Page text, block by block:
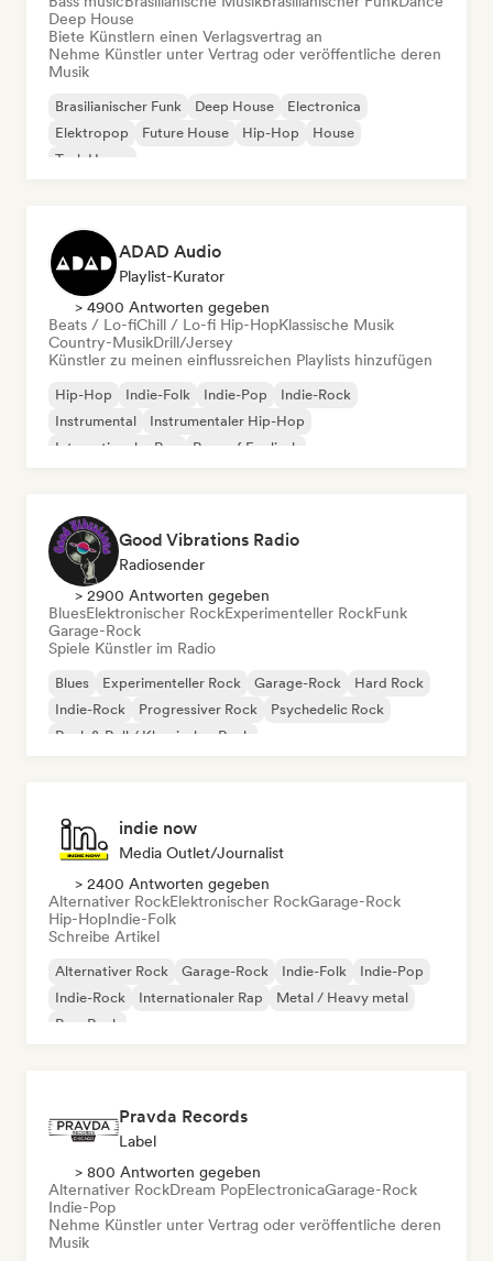
Deep House
Biete Künstlern einen Verlagsvertrag an
Nehme Künstler unter Vertrag oder veröffentliche deren
Musik
Brasilianischer Funk Deep House
Electronica
Elektropop
Future House Hip-Hop
House
Tech House
ADAD Audio
Playlist-Kurator
> 4900 Antworten gegeben
Beats / Lo-fiChill / Lo-fi Hip-HopKlassische Musik
Country-MusikDrill/Jersey
Künstler zu meinen einflussreichen Playlists hinzufügen
Hip-Hop Indie-Folk Indie-Pop
Indie-Rock
Instrumental
Instrumentaler Hip-Hop
Internationaler Rap
Rap auf Englisch
Good Vibrations Radio
Radiosender
> 2900 Antworten gegeben
BluesElektronischer RockExperimenteller RockFunk
Garage-Rock
Spiele Künstler im Radio
Blues Experimenteller Rock Garage-Rock
Hard Rock
Indie-Rock
Progressiver Rock
Psychedelic Rock
Rock & Roll / Klassischer Rock
indie now
Media Outlet/Journalist
> 2400 Antworten gegeben
Alternativer RockElektronischer RockGarage-Rock
Hip-HopIndie-Folk
Schreibe Artikel
Alternativer Rock Garage-Rock Indie-Folk
Indie-Pop
Indie-Rock
Internationaler Rap
Metal / Heavy metal
Pop-Rock
Pravda Records
Label
> 800 Antworten gegeben
Alternativer RockDream PopElectronicaGarage-Rock
Indie-Pop
Nehme Künstler unter Vertrag oder veröffentliche deren
Musik